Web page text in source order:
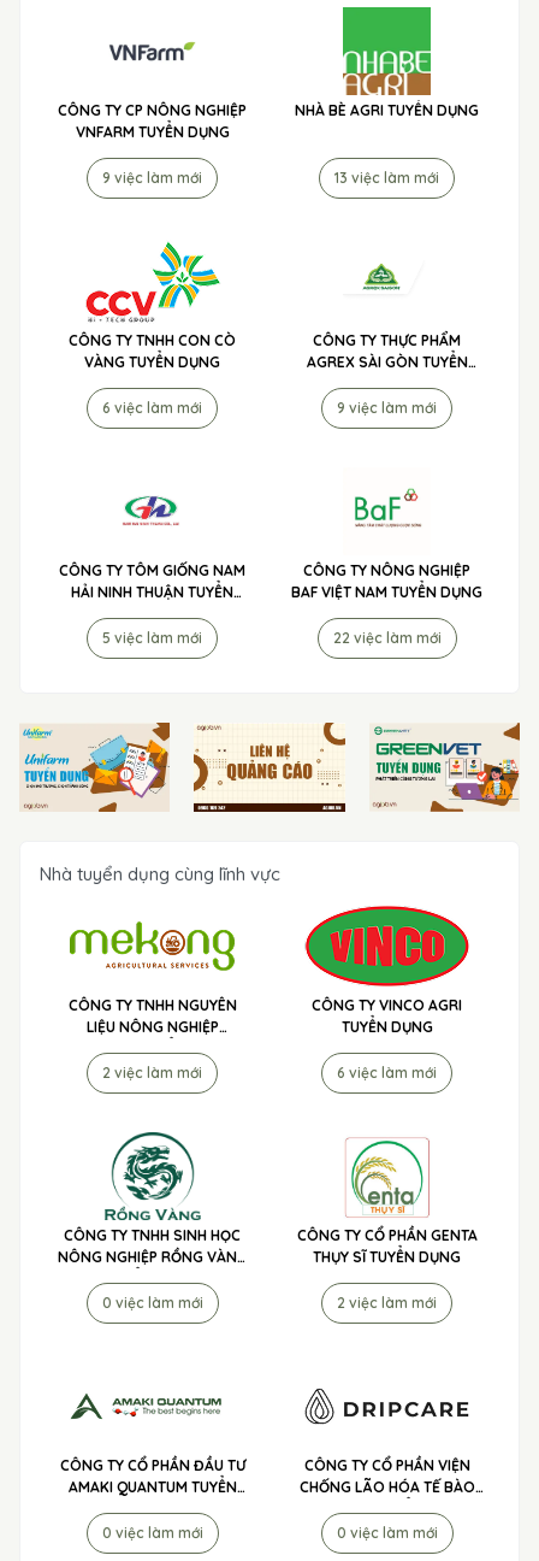
CÔNG TY CP NÔNG NGHIỆP
VNFARM TUYỂN DỤNG
9 việc làm mới
NHÀ BÈ AGRI TUYỂN DỤNG
13 việc làm mới
CÔNG TY TNHH CON CÒ
VÀNG TUYỂN DỤNG
6 việc làm mới
CÔNG TY THỰC PHẨM
AGREX SÀI GÒN TUYỂN
9 việc làm mới
CÔNG TY TÔM GIỐNG NAM
HẢI NINH THUẬN TUYỂN
5 việc làm mới
CÔNG TY NÔNG NGHIỆP
BAF VIỆT NAM TUYỂN DỤNG
22 việc làm mới
Nhà tuyển dụng cùng lĩnh vực
CÔNG TY TNHH NGUYÊN
LIỆU NÔNG NGHIỆP
MEKONG TUYỂN DỤNG
2 việc làm mới
CÔNG TY VINCO AGRI
TUYỂN DỤNG
6 việc làm mới
CÔNG TY TNHH SINH HỌC
NÔNG NGHIỆP RỒNG VÀNG
TUYỂN DỤNG
0 việc làm mới
CÔNG TY CỔ PHẦN GENTA
THỤY SĨ TUYỂN DỤNG
2 việc làm mới
CÔNG TY CỔ PHẦN ĐẦU TƯ
AMAKI QUANTUM TUYỂN
DỤNG
0 việc làm mới
CÔNG TY CỔ PHẦN VIỆN
CHỐNG LÃO HÓA TẾ BÀO
DRIPCARE TUYỂN DỤNG
0 việc làm mới